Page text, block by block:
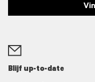
Blijf up-to-date